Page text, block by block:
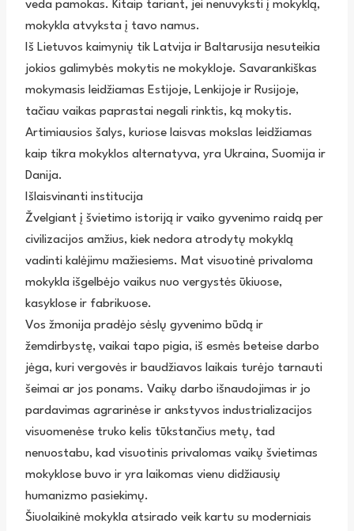
veda pamokas. Kitaip tariant, jei nenuvyksti į mokyklą,
mokykla atvyksta į tavo namus.
Iš Lietuvos kaimynių tik Latvija ir Baltarusija nesuteikia
jokios galimybės mokytis ne mokykloje. Savarankiškas
mokymasis leidžiamas Estijoje, Lenkijoje ir Rusijoje,
tačiau vaikas paprastai negali rinktis, ką mokytis.
Artimiausios šalys, kuriose laisvas mokslas leidžiamas
kaip tikra mokyklos alternatyva, yra Ukraina, Suomija ir
Danija.
Išlaisvinanti institucija
Žvelgiant į švietimo istoriją ir vaiko gyvenimo raidą per
civilizacijos amžius, kiek nedora atrodytų mokyklą
vadinti kalėjimu mažiesiems. Mat visuotinė privaloma
mokykla išgelbėjo vaikus nuo vergystės ūkiuose,
kasyklose ir fabrikuose.
Vos žmonija pradėjo sėslų gyvenimo būdą ir
žemdirbystę, vaikai tapo pigia, iš esmės beteise darbo
jėga, kuri vergovės ir baudžiavos laikais turėjo tarnauti
šeimai ar jos ponams. Vaikų darbo išnaudojimas ir jo
pardavimas agrarinėse ir ankstyvos industrializacijos
visuomenėse truko kelis tūkstančius metų, tad
nenuostabu, kad visuotinis privalomas vaikų švietimas
mokyklose buvo ir yra laikomas vienu didžiausių
humanizmo pasiekimų.
Šiuolaikinė mokykla atsirado veik kartu su moderniais